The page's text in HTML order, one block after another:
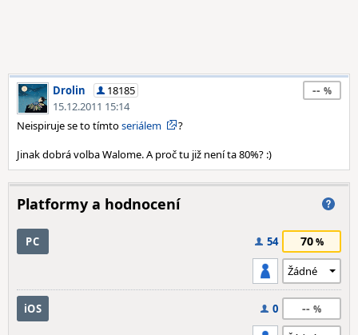
Drolin
18185
15.12.2011 15:14
--
Neispiruje se to tímtoseriálem
?
Jinak dobrá volba Walome. A proč tu již není ta 80%? :)
Platformy a hodnocení
PC 54 70
iOS 0 --